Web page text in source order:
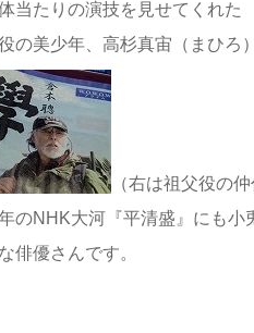
当たりの演技を見せてくれた
の美少年、高杉真宙（まひろ
（右は祖父役の
のNHK大河『平清盛』にも小
俳優さんです。